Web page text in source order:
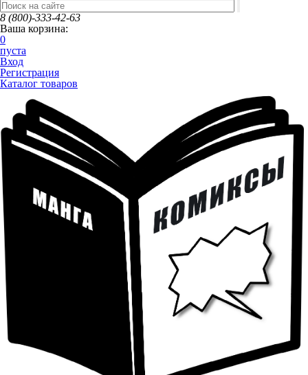
8 (800)-333-42-63
Ваша корзина:
0
пуста
Вход
Регистрация
Каталог товаров